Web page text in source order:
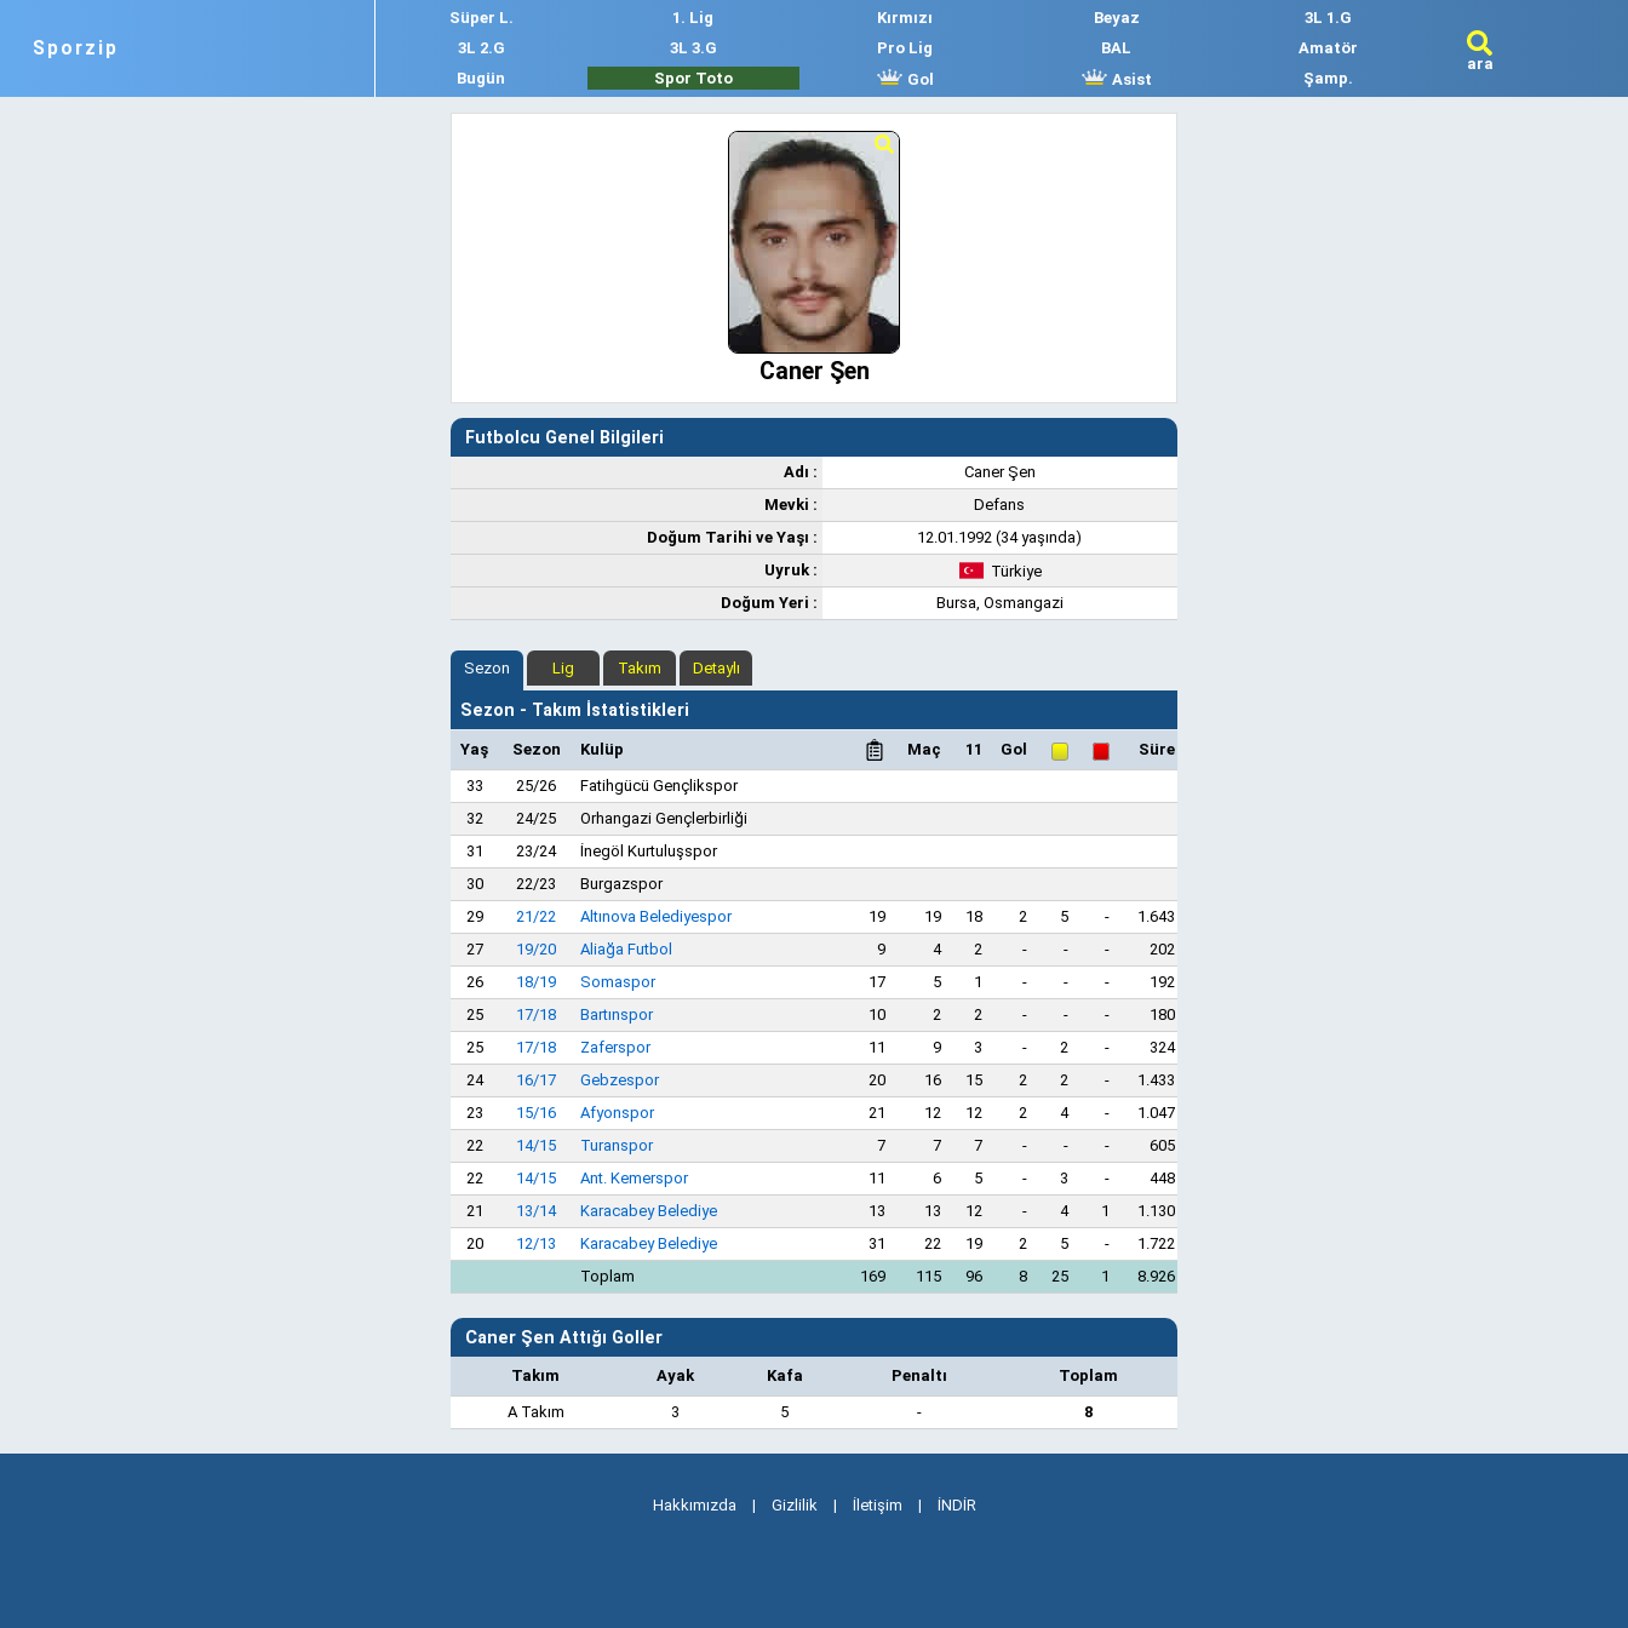
Sporzip
Süper L. 1. Lig Kırmızı Beyaz
3L 1.G
3L 2.G
3L 3.G Pro Lig BAL
Amatör
Bugün
Spor Toto Gol Asist Şamp.
ara
Caner Şen
Futbolcu Genel Bilgileri
Adı :
Caner Şen
Mevki :
Defans
Doğum Tarihi ve Yaşı :
12.01.1992 (34 yaşında)
Uyruk :
Türkiye
Doğum Yeri :
Bursa, Osmangazi
Sezon Lig Takım Detaylı
Sezon - Takım İstatistikleri
Yaş Sezon Kulüp Maç 11 Gol
Süre
33
25/26
Fatihgücü Gençlikspor
32
24/25
Orhangazi Gençlerbirliği
31
23/24
İnegöl Kurtuluşspor
30
22/23
Burgazspor
29
21/22 Altınova Belediyespor 19 19 18 2 5 -
1.643
27
19/20 Aliağa Futbol 9 4 2 - - -
202
26
18/19 Somaspor 17 5 1 - - -
192
25
17/18 Bartınspor 10 2 2 - - -
180
25
17/18 Zaferspor 11 9 3 - 2 -
324
24
16/17 Gebzespor 20 16 15 2 2 -
1.433
23
15/16 Afyonspor 21 12 12 2 4 -
1.047
22
14/15 Turanspor 7 7 7 - - -
605
22
14/15 Ant. Kemerspor 11 6 5 - 3 -
448
21
13/14 Karacabey Belediye 13 13 12 - 4 1
1.130
20
12/13 Karacabey Belediye 31 22 19 2 5 -
1.722
Toplam
169 115 96 8 25 1 8.926
Caner Şen Attığı Goller
Takım Ayak Kafa Penaltı
Toplam
A Takım
3 5 - 8
Hakkımızda | Gizlilik | İletişim | İNDİR